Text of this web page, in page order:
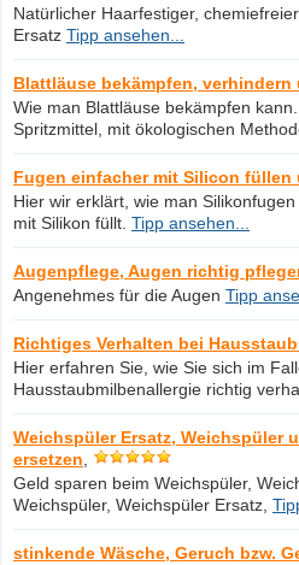
Natürlicher Haarfestiger,
Ersatz Tipp ansehen...
Blattläuse bekämpfen, verhindern
Wie man Blattläuse bekämpfen
Spritzmittel, mit ökologischen
Fugen einfacher mit Silicon füllen
Hier wir erklärt, wie man
mit Silikon füllt. Tipp ansehen...
Augenpflege, Augen richtig
Angenehmes für die Augen Tipp
Richtiges Verhalten bei
Hier erfahren Sie, wie Sie sich im
Hausstaubmilbenallergie richtig
Weichspüler Ersatz, Weichspüler
ersetzen
Geld sparen beim Weichspüler,
Weichspüler, Weichspüler Ersatz,
stinkende Wäsche, Geruch bzw.